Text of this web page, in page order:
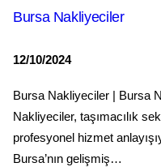
Bursa Nakliyeciler
12/10/2024
Bursa Nakliyeciler | Bursa
Nakliyeciler, taşımacılık
profesyonel hizmet
Bursa’nın gelişmiş…